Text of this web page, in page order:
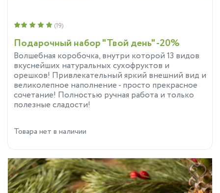
Подарочный набор "Твой день" -20%
Волшебная коробочка, внутри которой 13 видов
вкуснейших натуральных сухофруктов и
орешков! Привлекательный яркий внешний вид и
великолепное наполнение - просто прекрасное
сочетание! Полностью ручная работа и только
полезные сладости!
(19)
Товара нет в наличии